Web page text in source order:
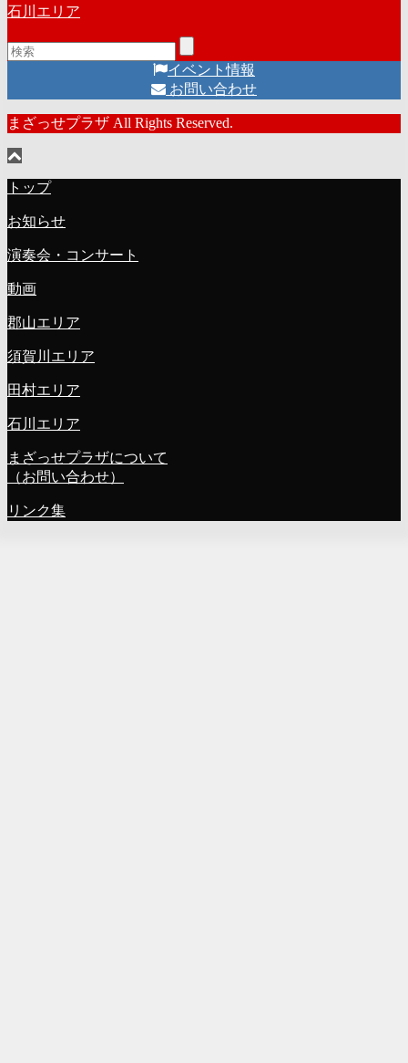
石川エリア
イベント情報
お問い合わせ
まざっせプラザ All Rights Reserved.
トップ
お知らせ
演奏会・コンサート
動画
郡山エリア
須賀川エリア
田村エリア
石川エリア
まざっせプラザについて
（お問い合わせ）
リンク集